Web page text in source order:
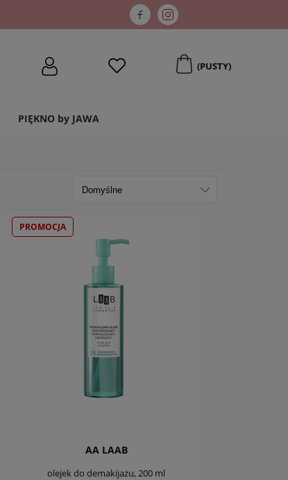
(PUSTY)
PIĘKNO by JAWA
AA LAAB
olejek do demakijażu, 200 ml
PROMOCJA